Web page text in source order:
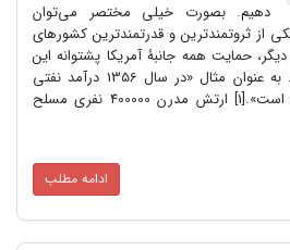
دهیم. بصورت خیلی مختصر می‌توان
شاه یکی از ثروتمندترین و قدرتمندترین کشورهای
حمایت همه جانبۀ آمریکا پشتوانه این
رژیم شاهنشاهی بوده است. به عنوان مثال «در سال 1356 درآمد نفتی
ایران 7/20 میلیارد دلار بوده است».[1] ارتش مدرن 400000 نفری مسلح
ادامه مطلب